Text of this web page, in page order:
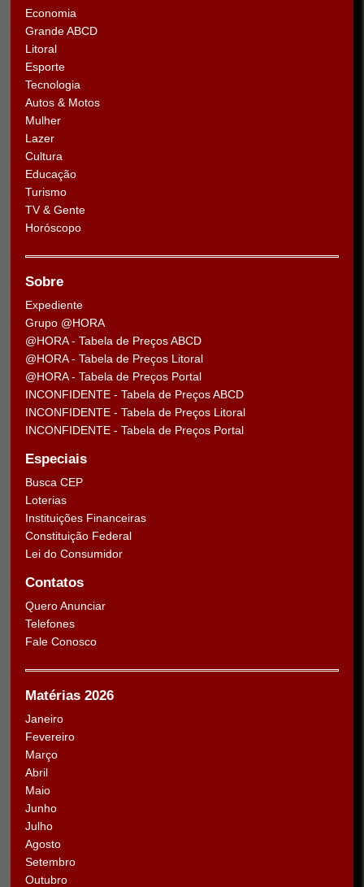
Economia
Grande ABCD
Litoral
Esporte
Tecnologia
Autos & Motos
Mulher
Lazer
Cultura
Educação
Turismo
TV & Gente
Horóscopo
Sobre
Expediente
Grupo @HORA
@HORA - Tabela de Preços ABCD
@HORA - Tabela de Preços Litoral
@HORA - Tabela de Preços Portal
INCONFIDENTE - Tabela de Preços ABCD
INCONFIDENTE - Tabela de Preços Litoral
INCONFIDENTE - Tabela de Preços Portal
Especiais
Busca CEP
Loterias
Instituições Financeiras
Constituição Federal
Lei do Consumidor
Contatos
Quero Anunciar
Telefones
Fale Conosco
Matérias 2026
Janeiro
Fevereiro
Março
Abril
Maio
Junho
Julho
Agosto
Setembro
Outubro